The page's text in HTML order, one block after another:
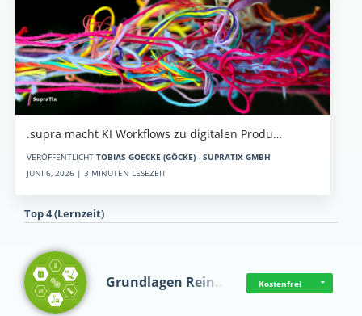
.supra macht KI Workflows zu digitalen Produ…
VERÖFFENTLICHT TOBIAS GOECKE (GÖCKE) - SUPRATIX GMBH
JUNI 6, 2026 | 3 MINUTEN LESEZEIT
Top 4 (Lernzeit)
Grundlagen Rein… Kostenfrei